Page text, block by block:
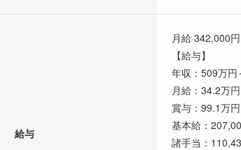
給与
月給 342,000
【給与】
年収：509万円
月給：34.2万円
賞与：99.1万円
基本給：
諸手当：